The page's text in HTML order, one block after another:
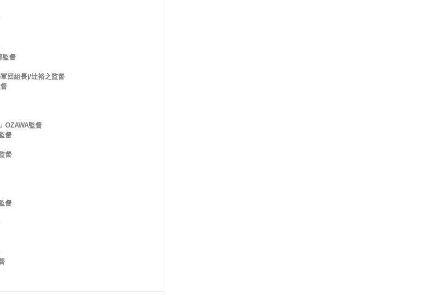
監督
団組長)/辻裕之監督
OZAWA監督
督
督
督